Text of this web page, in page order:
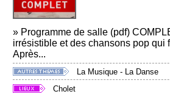
» Programme de salle (pdf)
irrésistible et des chansons pop qui
Après...
La Musique - La Danse
Cholet